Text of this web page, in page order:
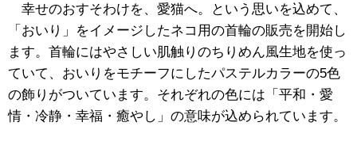
幸せのおすそわけを、愛猫へ。という思いを込めて、
「おいり」をイメージしたネコ用の首輪の販売を開始し
ます。首輪にはやさしい肌触りのちりめん風生地を使っ
ていて、おいりをモチーフにしたパステルカラーの5色
の飾りがついています。それぞれの色には「平和・愛
情・冷静・幸福・癒やし」の意味が込められています。